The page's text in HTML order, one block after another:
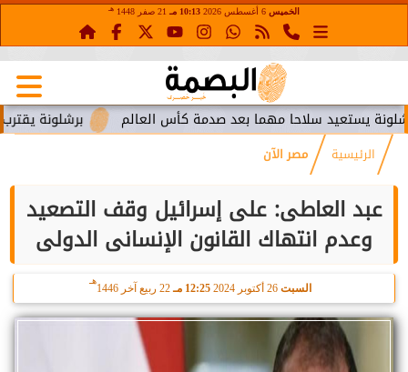
الخميس 10:13 مـ 21 صفر 1448 هـ
برشلونة يقترب من سلاحا مهما بعد صدمة كأس العالم
الرئيسية مصر الآن
عبد العاطى: على إسرائيل وقف التصعيد
وعدم انتهاك القانون الإنسانى الدولى
السبت 12:25 مـ 22 ربيع آخر 1446
هـ